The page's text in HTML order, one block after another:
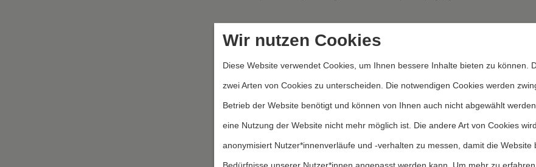
Wirkungsvoll können effektive ASAT-Waffen nur
insbesondere ein vollständiges Verbot von
verhindert werden. Es gibt bereits konkrete
Weltraumwaffen von der UdSSR, von
Vertragsentwurf der Naturwissenschaftler versucht
destabilisierende Weltraumrüstung zu verhindern,
Wir nutzen Cookies
Diese Website verwendet Cookies, um Ihnen bessere Inhalte bieten zu können.
zwei Arten von Cookies zu unterscheiden. Die notwendigen Cookies werden
Betrieb der Website benötigt und können von Ihnen auch nicht abgewählt
eine Nutzung der Website nicht mehr möglich ist. Die andere Art von Cookies
anonymisiert Nutzer*innenverläufe und -verhalten zu messen, damit die Website